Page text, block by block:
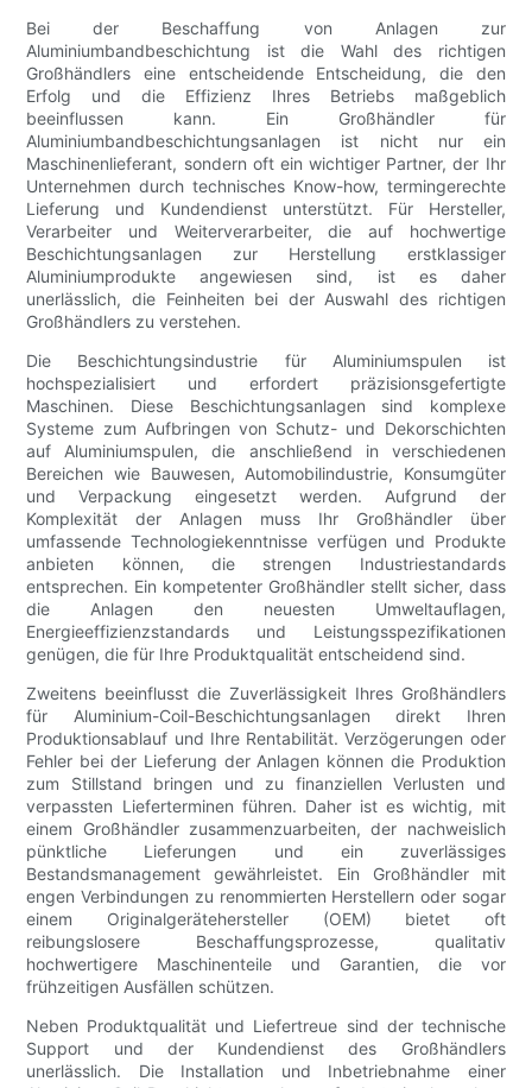
Bei der Beschaffung von Anlagen zur
Aluminiumbandbeschichtung ist die Wahl des richtigen
Großhändlers eine entscheidende Entscheidung, die den
Erfolg und die Effizienz Ihres Betriebs maßgeblich
beeinflussen kann. Ein Großhändler für
Aluminiumbandbeschichtungsanlagen ist nicht nur ein
Maschinenlieferant, sondern oft ein wichtiger Partner, der Ihr
Unternehmen durch technisches Know-how, termingerechte
Lieferung und Kundendienst unterstützt. Für Hersteller,
Verarbeiter und Weiterverarbeiter, die auf hochwertige
Beschichtungsanlagen zur Herstellung erstklassiger
Aluminiumprodukte angewiesen sind, ist es daher
unerlässlich, die Feinheiten bei der Auswahl des richtigen
Großhändlers zu verstehen.
Die Beschichtungsindustrie für Aluminiumspulen ist
hochspezialisiert und erfordert präzisionsgefertigte
Maschinen. Diese Beschichtungsanlagen sind komplexe
Systeme zum Aufbringen von Schutz- und Dekorschichten
auf Aluminiumspulen, die anschließend in verschiedenen
Bereichen wie Bauwesen, Automobilindustrie, Konsumgüter
und Verpackung eingesetzt werden. Aufgrund der
Komplexität der Anlagen muss Ihr Großhändler über
umfassende Technologiekenntnisse verfügen und Produkte
anbieten können, die strengen Industriestandards
entsprechen. Ein kompetenter Großhändler stellt sicher, dass
die Anlagen den neuesten Umweltauflagen,
Energieeffizienzstandards und Leistungsspezifikationen
genügen, die für Ihre Produktqualität entscheidend sind.
Zweitens beeinflusst die Zuverlässigkeit Ihres Großhändlers
für Aluminium-Coil-Beschichtungsanlagen direkt Ihren
Produktionsablauf und Ihre Rentabilität. Verzögerungen oder
Fehler bei der Lieferung der Anlagen können die Produktion
zum Stillstand bringen und zu finanziellen Verlusten und
verpassten Lieferterminen führen. Daher ist es wichtig, mit
einem Großhändler zusammenzuarbeiten, der nachweislich
pünktliche Lieferungen und ein zuverlässiges
Bestandsmanagement gewährleistet. Ein Großhändler mit
engen Verbindungen zu renommierten Herstellern oder sogar
einem Originalgerätehersteller (OEM) bietet oft
reibungslosere Beschaffungsprozesse, qualitativ
hochwertigere Maschinenteile und Garantien, die vor
frühzeitigen Ausfällen schützen.
Neben Produktqualität und Liefertreue sind der technische
Support und der Kundendienst des Großhändlers
unerlässlich. Die Installation und Inbetriebnahme einer